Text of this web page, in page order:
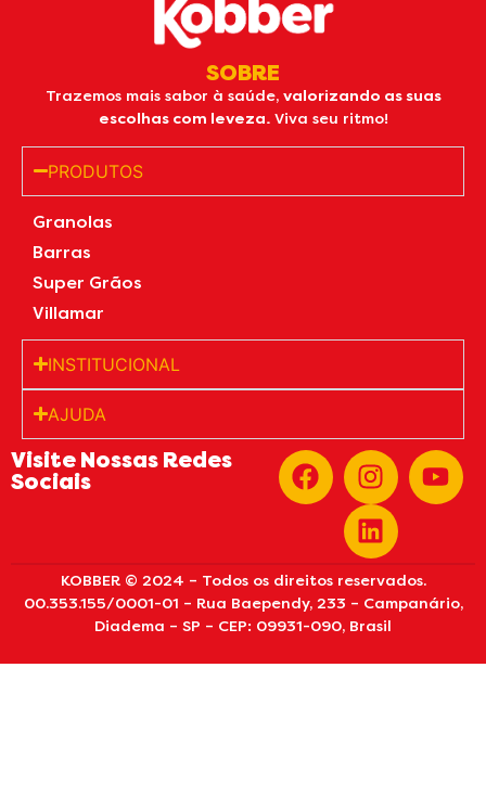
SOBRE
Trazemos mais sabor à saúde, valorizando as suas
escolhas com leveza.Viva seu ritmo!
PRODUTOS
Granolas
Barras
Super Grãos
Villamar
INSTITUCIONAL
AJUDA
Visite Nossas Redes
Sociais
KOBBER © 2024 – Todos os direitos reservados.
00.353.155/0001-01 – Rua Baependy, 233 – Campanário,
Diadema – SP – CEP: 09931-090, Brasil